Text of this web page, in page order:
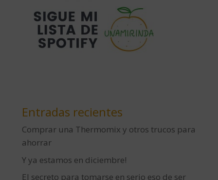
Entradas recientes
Comprar una Thermomix y otros trucos para
ahorrar
Y ya estamos en diciembre!
El secreto para tomarse en serio eso de ser